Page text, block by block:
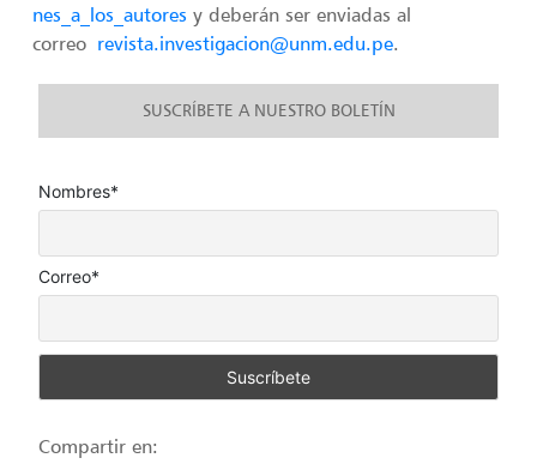
nes_a_los_autores y deberán ser enviadas al
correo revista.investigacion@unm.edu.pe.
SUSCRÍBETE A NUESTRO BOLETÍN
Nombres*
Correo*
Compartir en: